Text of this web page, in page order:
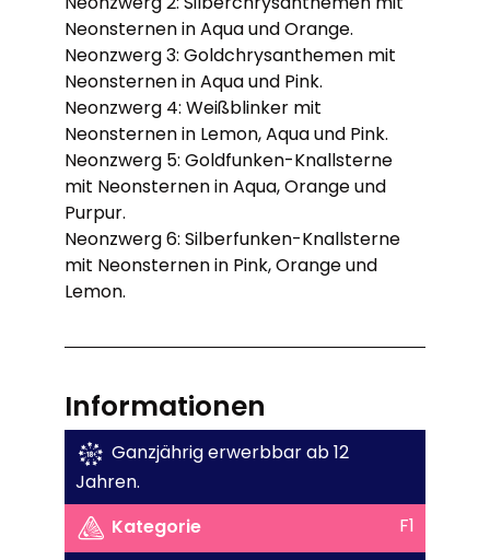
Neonsternen in Aqua und Orange.
Neonzwerg 3: Goldchrysanthemen mit
Neonsternen in Aqua und Pink.
Neonzwerg 4: Weißblinker mit
Neonsternen in Lemon, Aqua und Pink.
Neonzwerg 5: Goldfunken-Knallsterne
mit Neonsternen in Aqua, Orange und
Purpur.
Neonzwerg 6: Silberfunken-Knallsterne
mit Neonsternen in Pink, Orange und
Lemon.
Informationen
Ganzjährig erwerbbar ab 12
Jahren.
Kategorie
F1